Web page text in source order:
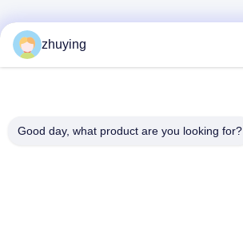
zhuying
Good day, what product are you looking for?